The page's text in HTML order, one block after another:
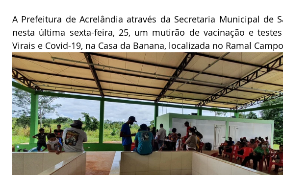
A Prefeitura de Acrelândia através da Secretaria Municipal de
nesta última sexta-feira, 25, um mutirão de vacinação e
Virais e Covid-19, na Casa da Banana, localizada no Ramal